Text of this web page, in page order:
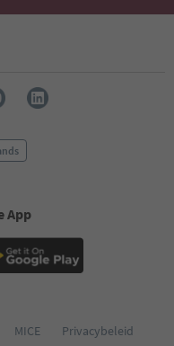
App
MICE
Privacybeleid